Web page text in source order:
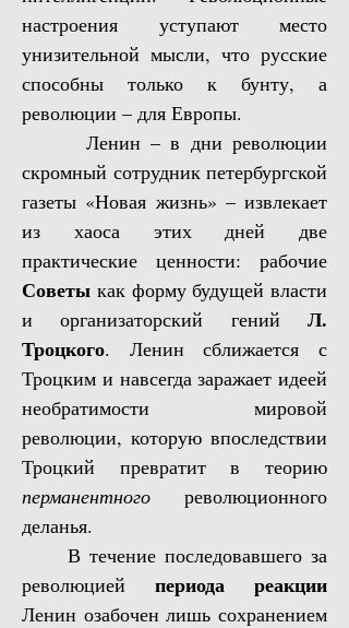
настроения уступают место
унизительной мысли, что русские
способны только к бунту, а
революции – для Европы.
Ленин – в дни революции
скромный сотрудник петербургской
газеты «Новая жизнь» – извлекает
из хаоса этих дней две
практические ценности: рабочие
Советы как форму будущей власти
и организаторский гений Л.
Троцкого. Ленин сближается с
Троцким и навсегда заражает идеей
необратимости мировой
революции, которую впоследствии
Троцкий превратит в теорию
перманентного революционного
деланья.
В течение последовавшего за
революцией периода реакции
Ленин озабочен лишь сохранением